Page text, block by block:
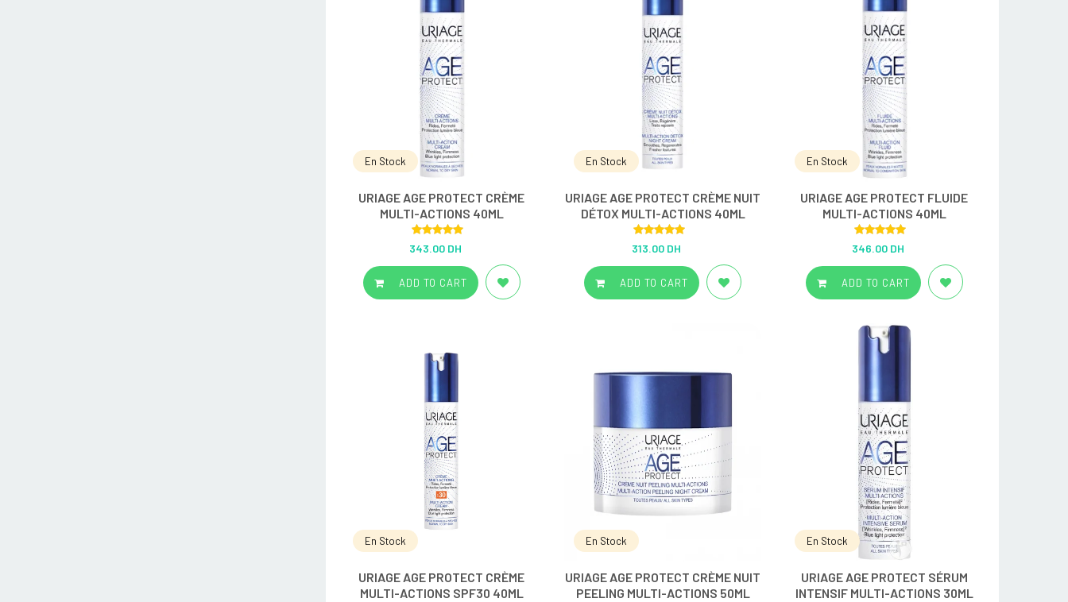
En Stock
URIAGE AGE PROTECT CRÈME
MULTI-ACTIONS 40ML
out of 5
343.00 DH
ADD TO CART
En Stock
URIAGE AGE PROTECT CRÈME NUIT
DÉTOX MULTI-ACTIONS 40ML
out of 5
313.00 DH
ADD TO CART
En Stock
URIAGE AGE PROTECT FLUIDE
MULTI-ACTIONS 40ML
out of 5
346.00 DH
ADD TO CART
En Stock
URIAGE AGE PROTECT CRÈME
MULTI-ACTIONS SPF30 40ML
En Stock
URIAGE AGE PROTECT CRÈME NUIT
PEELING MULTI-ACTIONS 50ML
En Stock
URIAGE AGE PROTECT SÉRUM
INTENSIF MULTI-ACTIONS 30ML